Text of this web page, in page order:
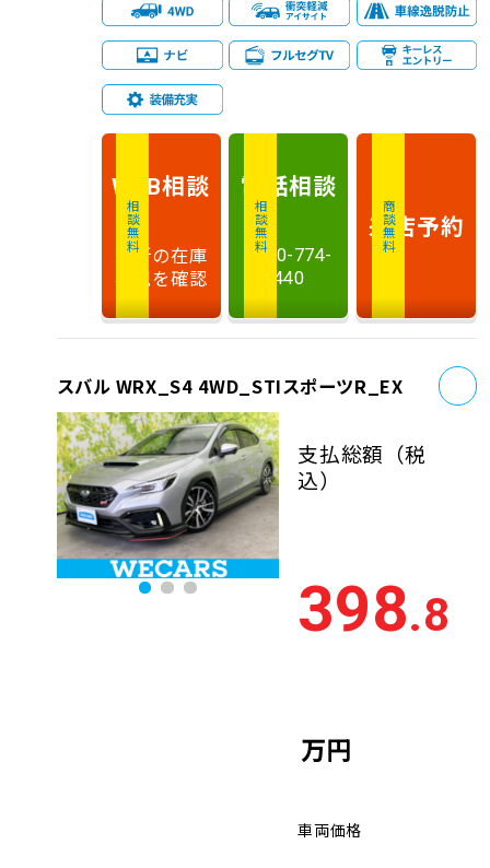
相談無料
WEB相談
最新の在庫
状況を確認
相談無料
電話相談
0120-774-
440
商談無料
来店予約
スバル WRX_S4 4WD_STIスポーツR_EX
支払総額 （税
込）
398.8
万円
車両価格